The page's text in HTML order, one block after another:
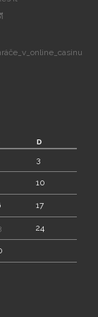
D
3
10
17
24